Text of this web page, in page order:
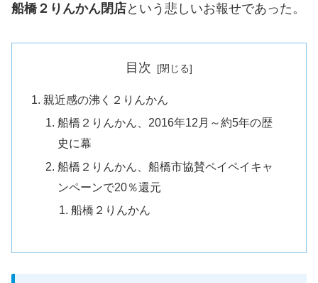
船橋２りんかん閉店という悲しいお報せであった。
目次
親近感の沸く２りんかん
船橋２りんかん、2016年12月～約5年の歴
史に幕
船橋２りんかん、船橋市協賛ペイペイキャ
ンペーンで20％還元
船橋２りんかん